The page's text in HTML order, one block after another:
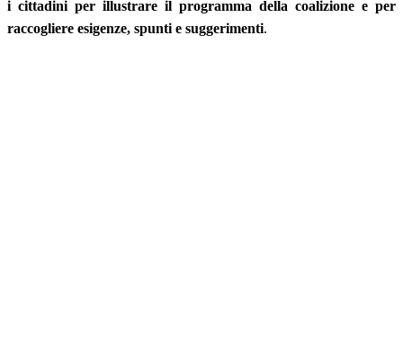
i cittadini per illustrare il programma della coalizione e per
raccogliere esigenze, spunti e suggerimenti.